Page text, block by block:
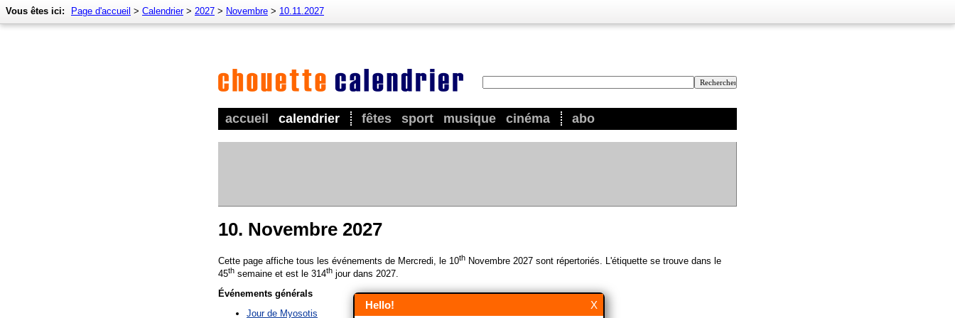
accueil calendrier fêtes sport musique cinéma abo
Vous êtes ici: Page d'accueil > Calendrier> 2027 > Novembre > 10.11.2027
10. Novembre 2027
Cette page affiche tous les événements de Mercredi, le 10th Novembre 2027 sont répertoriés. L'étiquette se trouve dans le
45th semaine et est le 314th jour dans 2027.
Événements générals
Jour de Myosotis
X
Hello!